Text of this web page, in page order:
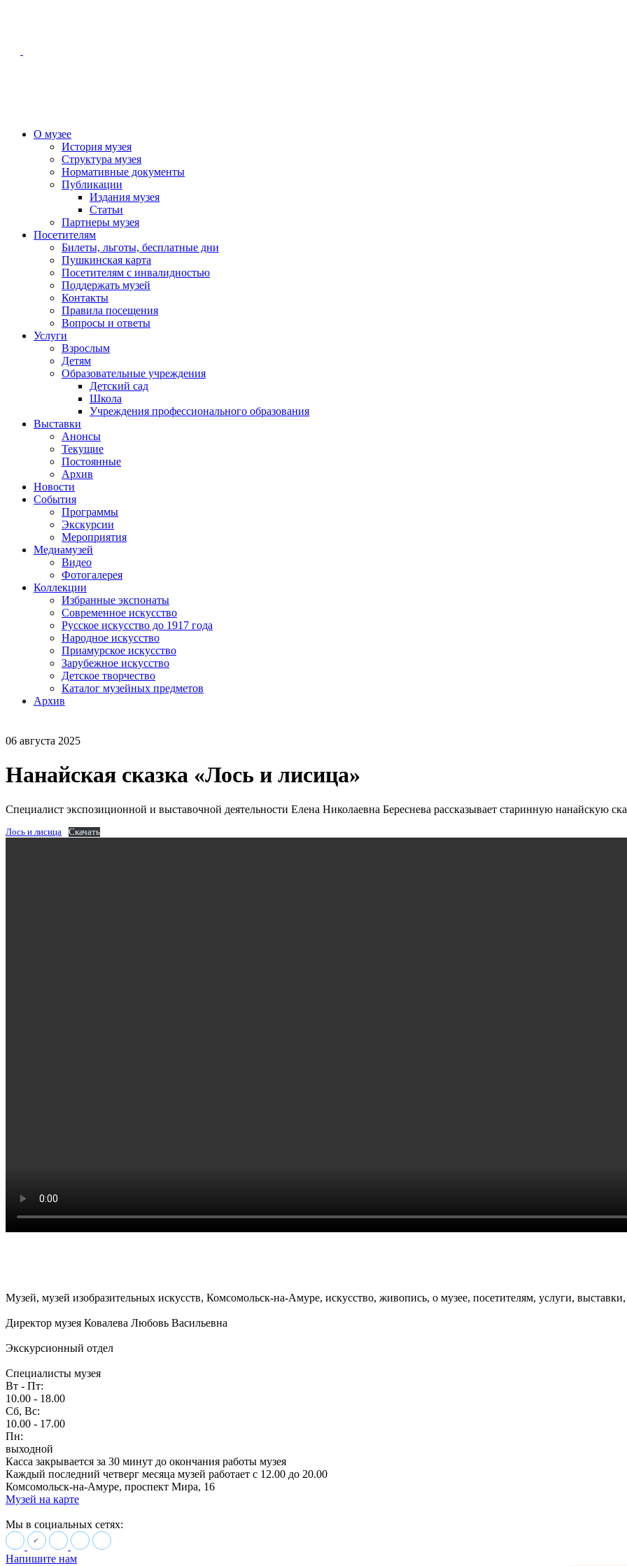
О музее
История музея
Структура музея
Нормативные документы
Публикации
Издания музея
Статьи
Партнеры музея
Посетителям
Билеты, льготы, бесплатные дни
Пушкинская карта
Посетителям с инвалидностью
Поддержать музей
Контакты
Правила посещения
Вопросы и ответы
Услуги
Взрослым
Детям
Образовательные учреждения
Детский сад
Школа
Учреждения профессионального образования
Выставки
Анонсы
Текущие
Постоянные
Архив
Новости
События
Программы
Экскурсии
Мероприятия
Медиамузей
Видео
Фотогалерея
Коллекции
Избранные экспонаты
Современное искусство
Русское искусство до 1917 года
Народное искусство
Приамурское искусство
Зарубежное искусство
Детское творчество
Каталог музейных предметов
Архив
06 августа 2025
Нанайская сказка «Лось и лисица»
Специалист экспозиционной и выставочной деятельности Елена Николаевна Береснева рассказывает старинную нанайскую
Лось и лисица Скачать
Музей, музей изобразительных искусств, Комсомольск-на-Амуре, искусство, живопись, о музее, посетителям, услуги,
Директор музея Ковалева Любовь Васильевна
Экскурсионный отдел
Специалисты музея
Вт - Пт:
10.00 - 18.00
Сб, Вс:
10.00 - 17.00
Пн:
выходной
Касса закрывается за 30 минут до окончания работы музея
Каждый последний четверг месяца музей работает с 12.00 до 20.00
Комсомольск-на-Амуре, проспект Мира, 16
Музей на карте
Мы в социальных сетях:
Напишите нам